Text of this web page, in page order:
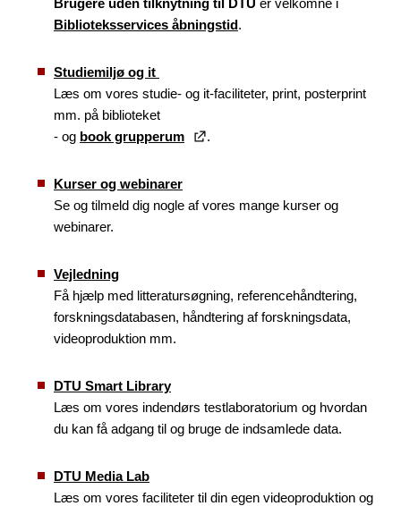
Brugere uden tilknytning til DTU er velkomne i
Biblioteksservices åbningstid.
Studiemiljø og it
Læs om vores studie- og it-faciliteter, print, posterprint
mm. på biblioteket
- og book grupperum .
Kurser og webinarer
Se og tilmeld dig nogle af vores mange kurser og
webinarer.
Vejledning
Få hjælp med litteratursøgning, referencehåndtering,
forskningsdatabasen, håndtering af forskningsdata,
videoproduktion mm.
DTU Smart Library
Læs om vores indendørs testlaboratorium og hvordan
du kan få adgang til og bruge de indsamlede data.
DTU Media Lab
Læs om vores faciliteter til din egen videoproduktion og